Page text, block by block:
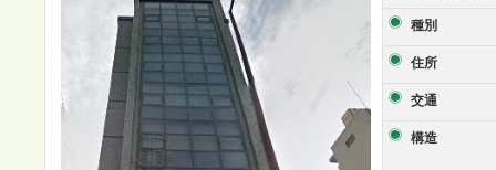
種別
住所
交通
構造